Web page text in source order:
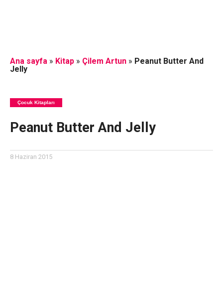
Ana sayfa» Kitap» Çilem Artun» Peanut Butter And
Jelly
Çocuk Kitapları
Peanut Butter And Jelly
8 Haziran 2015